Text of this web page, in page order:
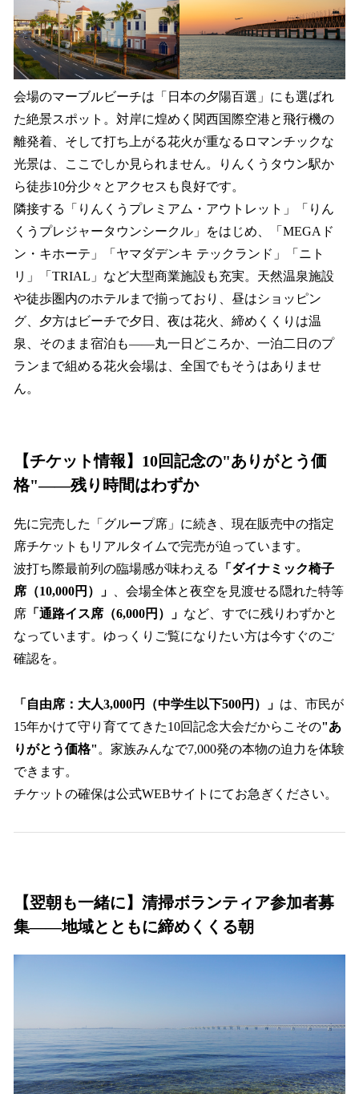
会場のマーブルビーチは「日本の夕陽百選」にも選ばれ
た絶景スポット。対岸に煌めく関西国際空港と飛行機の
離発着、そして打ち上がる花火が重なるロマンチックな
光景は、ここでしか見られません。りんくうタウン駅か
ら徒歩10分少々とアクセスも良好です。
隣接する「りんくうプレミアム・アウトレット」「りん
くうプレジャータウンシークル」をはじめ、「MEGAド
ン・キホーテ」「ヤマダデンキ テックランド」「ニト
リ」「TRIAL」など大型商業施設も充実。天然温泉施設
や徒歩圏内のホテルまで揃っており、昼はショッピン
グ、夕方はビーチで夕日、夜は花火、締めくくりは温
泉、そのまま宿泊も——丸一日どころか、一泊二日のプ
ランまで組める花火会場は、全国でもそうはありませ
ん。
【チケット情報】10回記念の"ありがとう価
格"——残り時間はわずか
先に完売した「グループ席」に続き、現在販売中の指定
席チケットもリアルタイムで完売が迫っています。
波打ち際最前列の臨場感が味わえる
「ダイナミック椅子
席（10,000円）」
、会場全体と夜空を見渡せる隠れた特等
席 「通路イス席（6,000円）」 など、すでに残りわずかと
なっています。ゆっくりご覧になりたい方は今すぐのご
確認を。
「自由席：大人3,000円（中学生以下500円）」 は、市民が
15年かけて守り育ててきた10回記念大会だからこその"あ
りがとう価格" 。家族みんなで7,000発の本物の迫力を体験
できます。
チケットの確保は公式WEBサイトにてお急ぎください。
【翌朝も一緒に】清掃ボランティア参加者募
集——地域とともに締めくくる朝